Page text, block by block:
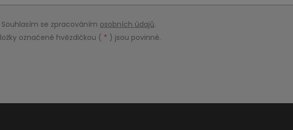
Souhlasím se zpracováním osobních údajů.
označené hvězdičkou ( * ) jsou povinné.